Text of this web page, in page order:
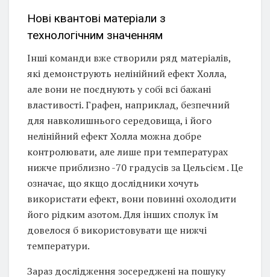
Нові квантові матеріали з
технологічним значенням
Інші команди вже створили ряд матеріалів,
які демонструють нелінійний ефект Холла,
але вони не поєднують у собі всі бажані
властивості. Графен, наприклад, безпечний
для навколишнього середовища, і його
нелінійний ефект Холла можна добре
контролювати, але лише при температурах
нижче приблизно -70 градусів за Цельсієм . Це
означає, що якщо дослідники хочуть
використати ефект, вони повинні охолодити
його рідким азотом. Для інших сполук їм
довелося б використовувати ще нижчі
температури.
Зараз дослідження зосереджені на пошуку